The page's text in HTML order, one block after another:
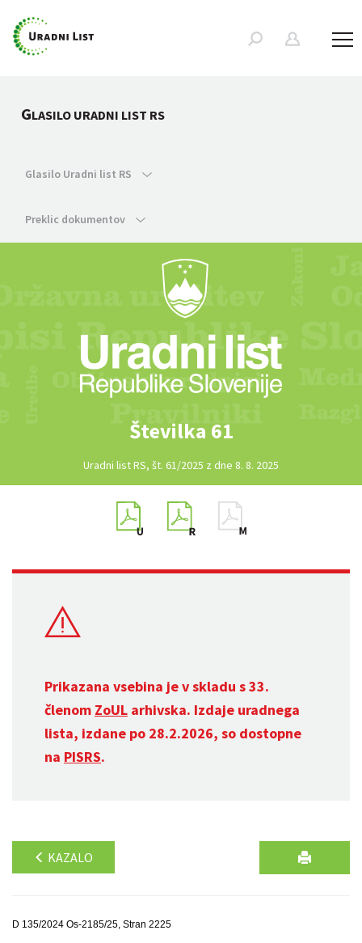
GLASILO URADNI LIST RS
Glasilo Uradni list RS
Preklic dokumentov
Številka 61
Uradni list RS, št. 61/2025 z dne 8. 8. 2025
Prikazana vsebina je v skladu s 33.
členom ZoUL arhivska. Izdaje uradnega
lista, izdane po 28.2.2026, so dostopne
na PISRS.
KAZALO
D 135/2024 Os-2185/25, Stran 2225